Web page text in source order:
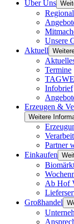
Über Uns
Unsere
Aktuell
Termine
Infobrief
Erzeugen &
Weitere
Partner
Einkaufen
Ab Hof
Großhandel